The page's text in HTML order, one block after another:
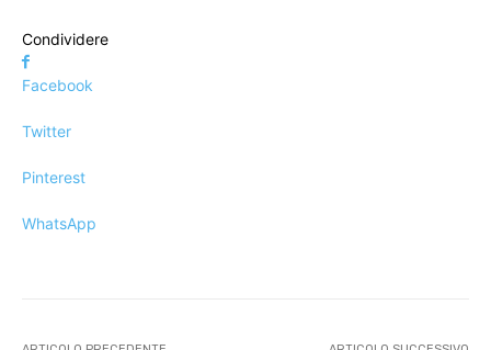
Condividere
Facebook
Twitter
Pinterest
WhatsApp